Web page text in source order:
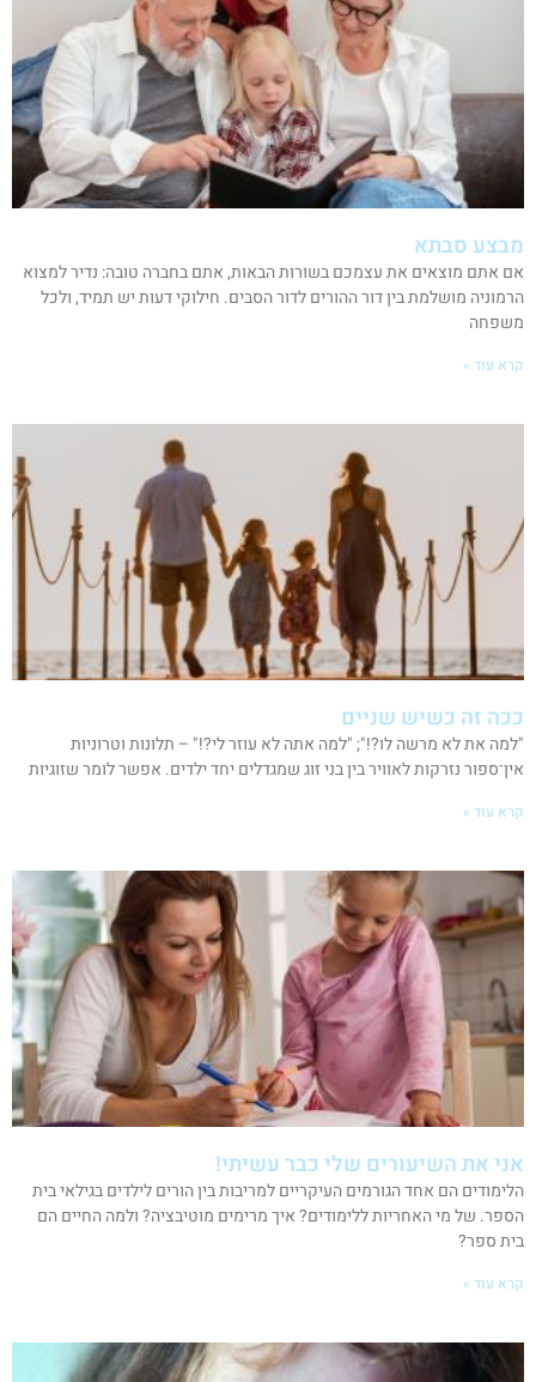
מבצע סבתא
אם אתם מוצאים את עצמכם בשורות הבאות, אתם בחברה טובה: נדיר למצוא
הרמוניה מושלמת בין דור ההורים לדור הסבים. חילוקי דעות יש תמיד, ולכל
משפחה
קרא עוד »
ככה זה כשיש שניים
"למה את לא מרשה לו?!"; "למה אתה לא עוזר לי?!" – תלונות וטרוניות
אין־ספור נזרקות לאוויר בין בני זוג שמגדלים יחד ילדים. אפשר לומר שזוגיות
קרא עוד »
אני את השיעורים שלי כבר עשיתי!
הלימודים הם אחד הגורמים העיקריים למריבות בין הורים לילדים בגילאי בית
הספר. של מי האחריות ללימודים? איך מרימים מוטיבציה? ולמה החיים הם
בית ספר?
קרא עוד »